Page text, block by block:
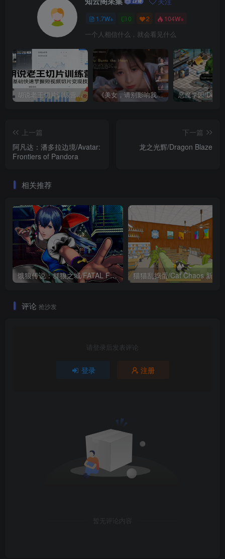
1.7W+ 0 2 104W+
一个人相信什么，就会看见什么
胡说老王切片训练营，零基础快速掌握短视频切片变现技巧 《美女，请别影响我成仙全球版》中文版
上一篇
阿凡达：潘多拉边境/Avatar:
Frontiers of Pandora
下一篇
龙之光辉/Dragon Blaze
相关推荐
饿狼传说：群狼之城/FATAL FURY: City of the Wolves 版本更新
评论 抢沙发
请登录后发表评论
登录 注册
暂无评论内容